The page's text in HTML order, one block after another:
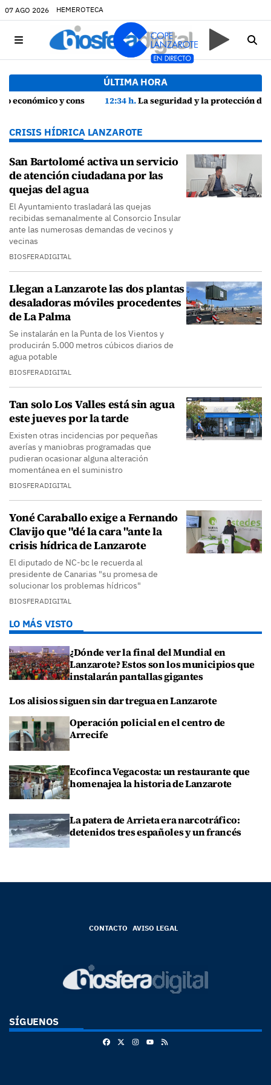
07 AGO 2026 HEMEROTECA
ÚLTIMA HORA
12:34 h.La seguridad y la protección del entorno marcan la planificación de las Fiestas de La Caleta de Famara
CRISIS HÍDRICA LANZAROTE
San Bartolomé activa un servicio
de atención ciudadana por las
quejas del agua
El Ayuntamiento trasladará las quejas
recibidas semanalmente al Consorcio Insular
ante las numerosas demandas de vecinos y
vecinas
BIOSFERADIGITAL
Llegan a Lanzarote las dos plantas
desaladoras móviles procedentes
de La Palma
Se instalarán en la Punta de los Vientos y
producirán 5.000 metros cúbicos diarios de
agua potable
BIOSFERADIGITAL
Tan solo Los Valles está sin agua
este jueves por la tarde
Existen otras incidencias por pequeñas
averías y maniobras programadas que
pudieran ocasionar alguna alteración
momentánea en el suministro
BIOSFERADIGITAL
Yoné Caraballo exige a Fernando
Clavijo que "dé la cara "ante la
crisis hídrica de Lanzarote
El diputado de NC-bc le recuerda al
presidente de Canarias "su promesa de
solucionar los problemas hídricos"
BIOSFERADIGITAL
LO MÁS VISTO
¿Dónde ver la final del Mundial en
Lanzarote? Estos son los municipios que
instalarán pantallas gigantes
Los alisios siguen sin dar tregua en Lanzarote
Operación policial en el centro de
Arrecife
Ecofinca Vegacosta: un restaurante que
homenajea la historia de Lanzarote
La patera de Arrieta era narcotráfico:
detenidos tres españoles y un francés
CONTACTO AVISO LEGAL
SÍGUENOS
FacebookInstagram